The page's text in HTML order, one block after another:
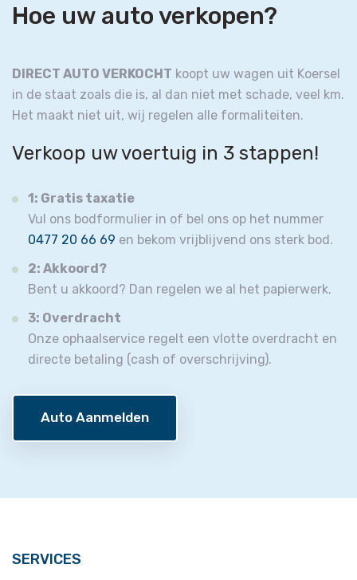
Hoe uw auto verkopen?
DIRECT AUTO VERKOCHT koopt uw wagen uit Koersel
in de staat zoals die is, al dan niet met schade, veel km.
Het maakt niet uit, wij regelen alle formaliteiten.
Verkoop uw voertuig in 3 stappen!
1: Gratis taxatie
Vul ons bodformulier in of bel ons op het nummer
0477 20 66 69 en bekom vrijblijvend ons sterk bod.
2: Akkoord?
Bent u akkoord? Dan regelen we al het papierwerk.
3: Overdracht
Onze ophaalservice regelt een vlotte overdracht en
directe betaling (cash of overschrijving).
Auto Aanmelden
SERVICES